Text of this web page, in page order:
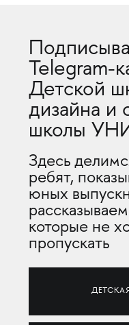
Telegram-
Детской
дизайна и
школы
Здесь
ребят,
юных
которые не
пропускать